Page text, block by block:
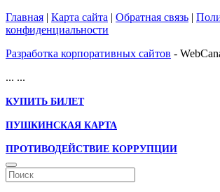
Главная | Карта сайта | Обратная связь |
конфиденциальности
Разработка корпоративных сайтов -
... ...
КУПИТЬ БИЛЕТ
ПУШКИНСКАЯ КАРТА
ПРОТИВОДЕЙСТВИЕ КОРРУПЦИИ